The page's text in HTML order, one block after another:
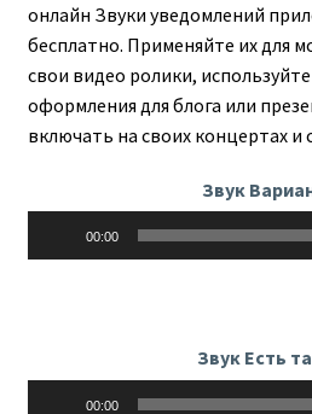
онлайн Звуки уведомлений
бесплатно. Применяйте их для
свои видео ролики,
оформления для блога или
включать на своих концертах и
Звук
00:00
Звук Есть
00:00